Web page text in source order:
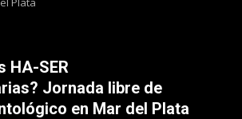
HA-SER
Jornada libre de
en Mar del Plata